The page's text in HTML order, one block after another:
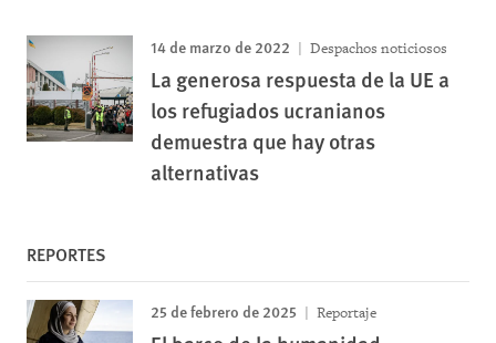
14 de marzo de 2022 Despachos noticiosos
La generosa respuesta de la UE a
los refugiados ucranianos
demuestra que hay otras
alternativas
REPORTES
25 de febrero de 2025 Reportaje